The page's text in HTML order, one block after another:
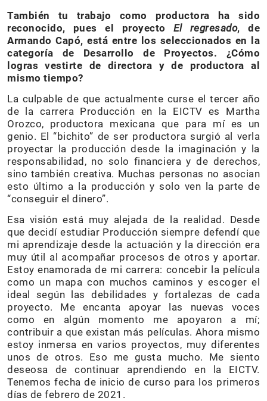
También tu trabajo como productora ha sido
reconocido, pues el proyectoEl regresado, de
Armando Capó, está entre los seleccionados en la
categoría de Desarrollo de Proyectos. ¿Cómo
logras vestirte de directora y de productora al
mismo tiempo?
La culpable de que actualmente curse el tercer año
de la carrera Producción en la EICTV es Martha
Orozco, productora mexicana que para mí es un
genio. El “bichito” de ser productora surgió al verla
proyectar la producción desde la imaginación y la
responsabilidad, no solo financiera y de derechos,
sino también creativa. Muchas personas no asocian
esto último a la producción y solo ven la parte de
“conseguir el dinero”.
Esa visión está muy alejada de la realidad. Desde
que decidí estudiar Producción siempre defendí que
mi aprendizaje desde la actuación y la dirección era
muy útil al acompañar procesos de otros y aportar.
Estoy enamorada de mi carrera: concebir la película
como un mapa con muchos caminos y escoger el
ideal según las debilidades y fortalezas de cada
proyecto. Me encanta apoyar las nuevas voces
como en algún momento me apoyaron a mí;
contribuir a que existan más películas. Ahora mismo
estoy inmersa en varios proyectos, muy diferentes
unos de otros. Eso me gusta mucho. Me siento
deseosa de continuar aprendiendo en la EICTV.
Tenemos fecha de inicio de curso para los primeros
días de febrero de 2021.